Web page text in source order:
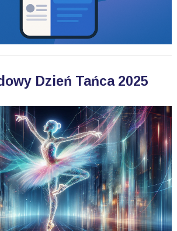
Dzień Tańca 2025